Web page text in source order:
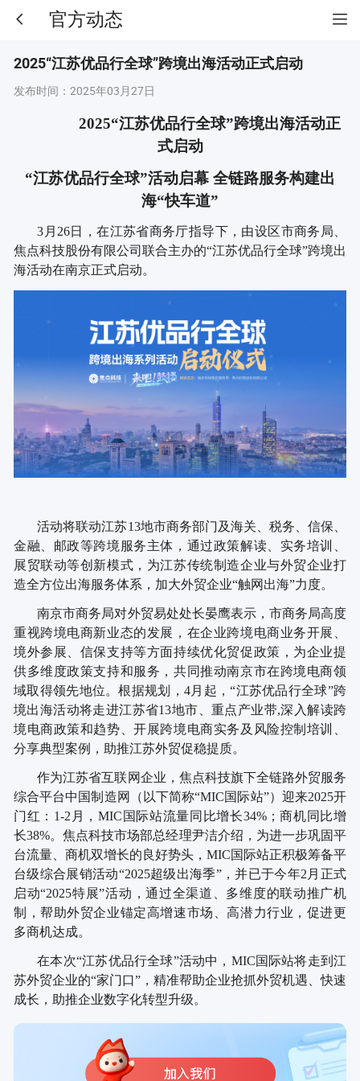
官方动态
2025“江苏优品行全球”跨境出海活动正式启动
发布时间： 2025年03月27日
2025“江苏优品行全球”跨境出海活动正
式启动
“江苏优品行全球”活动启幕 全链路服务构建出
海“快车道”
3月26日，在江苏省商务厅指导下，由设区市商务局
焦点科技股份有限公司联合主办的“江苏优品行全球”跨境出
海活动在南京正式启动。
活动将联动江苏13地市商务部门及海关、税务、信保、
金融、邮政等跨境服务主体，通过政策解读、实务培训、
展贸联动等创新模式，为江苏传统制造企业与外贸企业打
造全方位出海服务体系，加大外贸企业“触网出海”力度。
南京市商务局对外贸易处处长晏鹰表示，市商务局高度
重视跨境电商新业态的发展，在企业跨境电商业务开展、
境外参展、信保支持等方面持续优化贸促政策，为企业提
供多维度政策支持和服务，共同推动南京市在跨境电商领
域取得领先地位。根据规划， 4月起，“江苏优品行全球”跨
境出海活动将走进江苏省13地市、重点产业带,深入解读跨
境电商政策和趋势、开展跨境电商实务及风险控制培训、
分享典型案例，助推江苏外贸促稳提质。
作为江苏省互联网企业，焦点科技旗下全链路外贸服务
综合平台中国制造网（以下简称“MIC国际站”）迎来2025开
门红：1-2月，MIC国际站流量同比增长34%；商机同比增
长38%。焦点科技市场部总经理尹洁介绍，为进一步巩固平
台流量、商机双增长的良好势头，MIC国际站正积极筹备平
台级综合展销活动“2025超级出海季”，并已于今年2月正式
启动“2025特展”活动，通过全渠道、多维度的联动推广机
制，帮助外贸企业锚定高增速市场、高潜力行业，促进更
多商机达成。
在本次“江苏优品行全球”活动中，MIC国际站将走到江
苏外贸企业的“家门口”，精准帮助企业抢抓外贸机遇、快速
成长，助推企业数字化转型升级。